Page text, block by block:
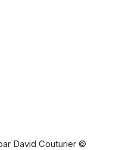
David Couturier ©